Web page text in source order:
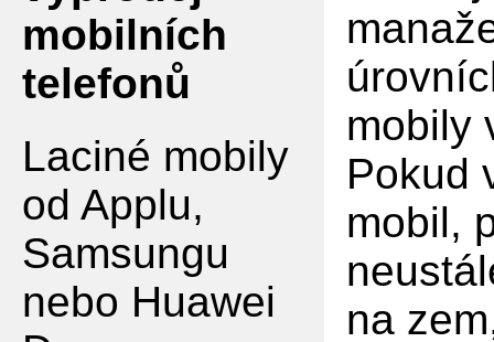
mobilních
telefonů
Laciné mobily
od Applu,
Samsungu
nebo Huawei
mobily
Pokud
mobil,
na